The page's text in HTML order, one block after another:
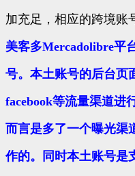
加充足，相应的跨境账
美客多Mercadolibre平
号。本土账号的后台页
facebook等流量渠道进
而言是多了一个曝光渠
作的。同时本土账号是